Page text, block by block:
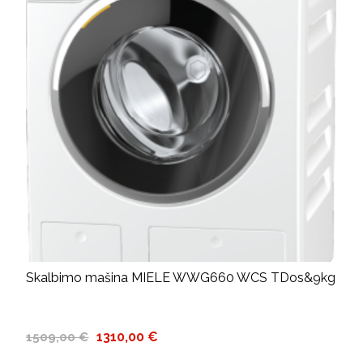
Skalbimo mašina MIELE WWG660 WCS TDos&9kg
1509,00 € 1310,00 €